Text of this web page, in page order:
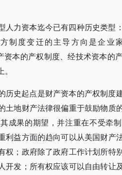
人力资本迄今已有四种历史类型
制度变迁的主导方向是企业
本的产权制度、经技术资本的
历史起点是财产资本的产权制度
土地财产法律很偏重于鼓励物质
成果的期望，并注重在不受牵
利益方面的趋向可以从美国财产
权；政府除了政府工作计划所特
开发；所有权应该可以自由转让